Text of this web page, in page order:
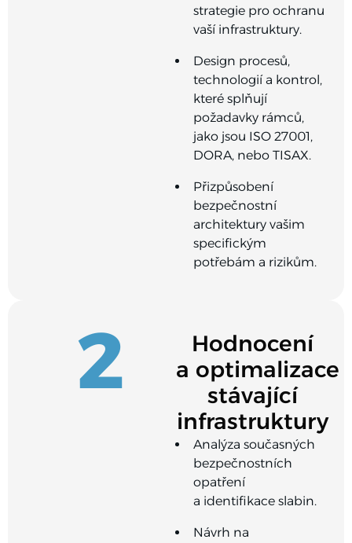
strategie pro ochranu
vaší infrastruktury.
Design procesů,
technologií a kontrol,
které splňují
požadavky rámců,
jako jsou ISO 27001,
DORA, nebo TISAX.
Přizpůsobení
bezpečnostní
architektury vašim
specifickým
potřebám a rizikům.
2 Hodnocení
a optimalizace
stávající
infrastruktury
Analýza současných
bezpečnostních
opatření
a identifikace slabin.
Návrh na